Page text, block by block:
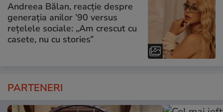
Andreea Bălan, reacție despre
generația anilor ’90 versus
rețelele sociale: „Am crescut cu
casete, nu cu stories”
PARTENERI